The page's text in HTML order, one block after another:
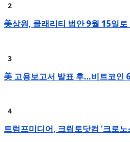
美상원, 클래리티 법안 9월 15일
美 고용보고서 발표 후…비트코인
트럼프미디어, 크립토닷컴 ‘크로노